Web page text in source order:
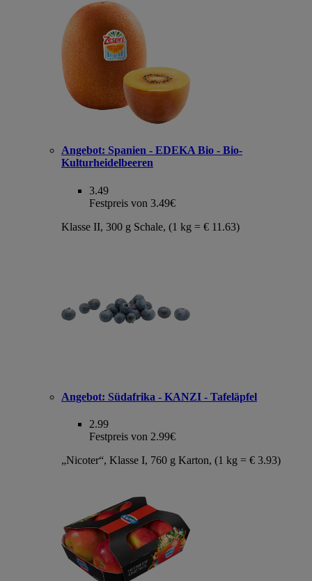
Angebot: Spanien - EDEKA Bio - Bio-
Kulturheidelbeeren
3.49
Festpreis von 3.49€
Klasse II, 300 g Schale, (1 kg = € 11.63)
Angebot: Südafrika - KANZI - Tafeläpfel
2.99
Festpreis von 2.99€
„Nicoter“, Klasse I, 760 g Karton, (1 kg = € 3.93)